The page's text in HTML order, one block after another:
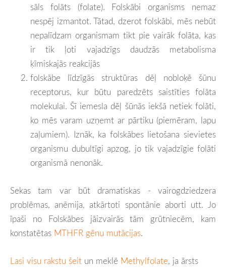
sāls folāts (folate). Folskābi organisms nemaz
nespēj izmantot. Tātad, dzerot folskābi, mēs nebūt
nepalīdzam organismam tikt pie vairāk folāta, kas
ir tik ļoti vajadzīgs daudzās metabolisma
ķīmiskajās reakcijās
folskābe līdzīgās struktūras dēļ nobloķē šūnu
receptorus, kur būtu paredzēts saistīties folāta
molekulai. Šī iemesla dēļ šūnās iekšā netiek folāti,
ko mēs varam uzņemt ar pārtiku (piemēram, lapu
zaļumiem). Iznāk, ka folskābes lietošana sievietes
organismu dubultīgi apzog, jo tik vajadzīgie folāti
organismā nenonāk.
Sekas tam var būt dramatiskas - vairogdziedzera
problēmas, anēmija, atkārtoti spontānie aborti utt. Jo
īpaši no Folskābes jāizvairās tām grūtniecēm, kam
konstatētas MTHFR gēnu mutācijas.
Lasi visu rakstu šeit un meklē Methylfolate, ja ārsts